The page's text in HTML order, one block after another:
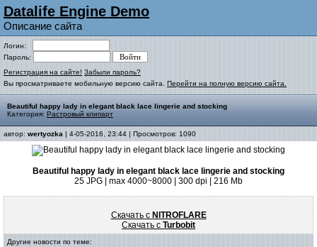
Datalife Engine Demo
Описание сайта
Логин:
Пароль:
Регистрация на сайте! Забыли пароль?
Вы просматриваете мобильную версию сайта. Перейти на полную версию сайта.
Beautiful happy lady in elegant black lace lingerie and stocking
Категория: Растровый клипарт
автор: wertyozka | 4-05-2016, 23:44 | Просмотров: 1090
Beautiful happy lady in elegant black lace lingerie and stocking
25 JPG | max 4000~8000 | 300 dpi | 216 Mb
Скачать с NITROFLARE
Скачать с Turbobit
Другие новости по теме: